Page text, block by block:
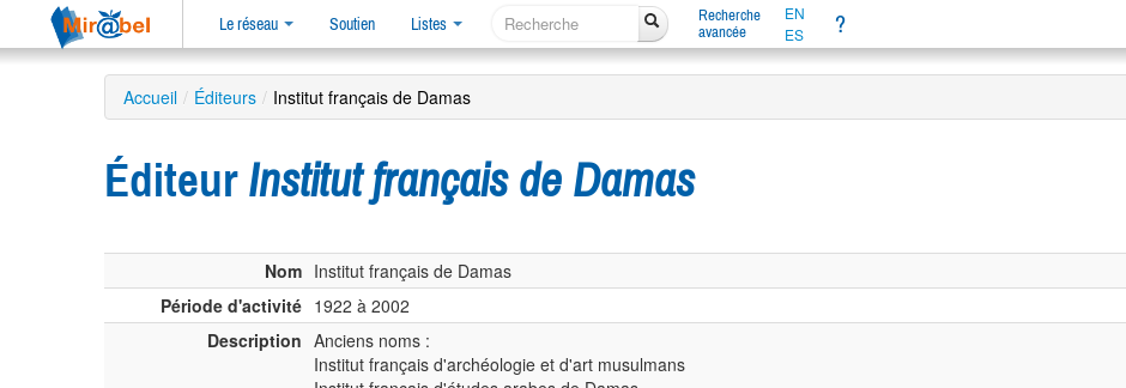
Le réseau Soutien Listes
Recherche
avancée
EN
ES
?
Accueil / Éditeurs / Institut français de Damas
Éditeur Institut français de Damas
Nom Institut français de Damas
Période d'activité 1922 à 2002
Description Anciens noms :
Institut français d'archéologie et d'art musulmans